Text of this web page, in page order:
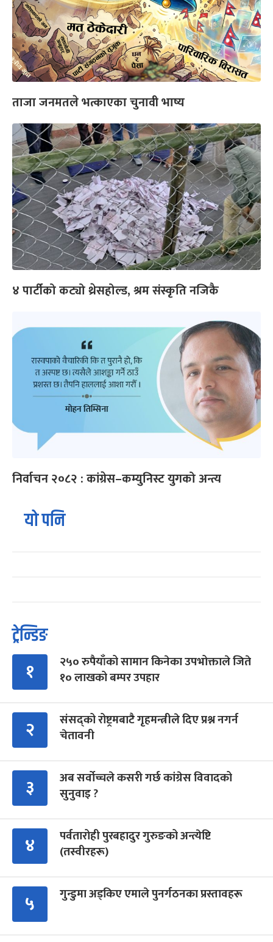
ताजा जनमतले भत्काएका चुनावी भाष्य
४ पार्टीको कट्यो थ्रेसहोल्ड, श्रम संस्कृति नजिकै
निर्वाचन २०८२ : कांग्रेस–कम्युनिस्ट युगको अन्त्य
यो पनि
ट्रेन्डिङ
१
२५० रुपैयाँको सामान किनेका उपभोक्ताले जिते
१० लाखको बम्पर उपहार
२
संसद्को रोष्ट्रमबाटै गृहमन्त्रीले दिए प्रश्न नगर्न
चेतावनी
३
अब सर्वोच्चले कसरी गर्छ कांग्रेस विवादको
सुनुवाइ ?
४
पर्वतारोही पुरबहादुर गुरुङको अन्त्येष्टि
(तस्वीरहरू)
५ गुन्डुमा अड्किए एमाले पुनर्गठनका प्रस्तावहरू